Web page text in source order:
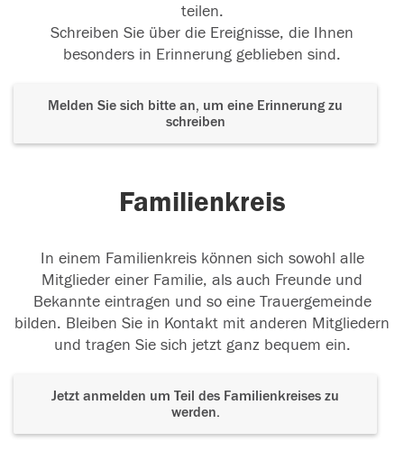
teilen.
Schreiben Sie über die Ereignisse, die Ihnen
besonders in Erinnerung geblieben sind.
Melden Sie sich bitte an, um eine Erinnerung zu
schreiben
Familienkreis
In einem Familienkreis können sich sowohl alle
Mitglieder einer Familie, als auch Freunde und
Bekannte eintragen und so eine Trauergemeinde
bilden. Bleiben Sie in Kontakt mit anderen Mitgliedern
und tragen Sie sich jetzt ganz bequem ein.
Jetzt anmelden um Teil des Familienkreises zu
werden.